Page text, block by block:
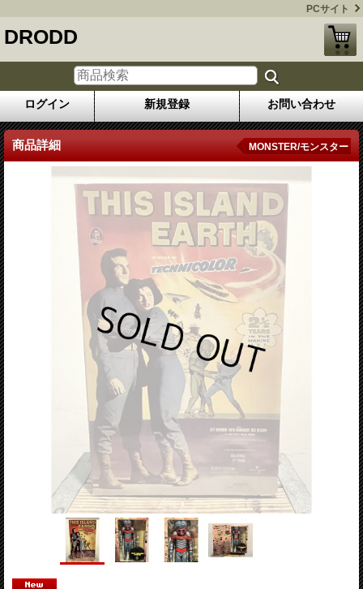
PCサイト
DRODD
ログイン 新規登録 お問い合わせ
商品詳細 MONSTER/モンスター